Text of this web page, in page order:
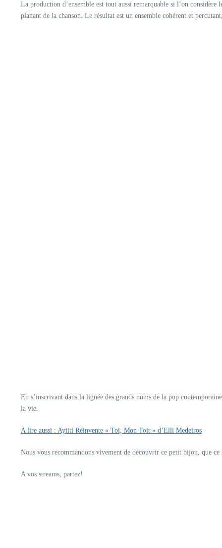
La production d’ensemble est tout aussi remarquable si l’on
planant de la chanson. Le résultat est un ensemble cohérent et
En s’inscrivant dans la lignée des grands noms de la pop contemporaine,
la vie.
A lire aussi : Ayiiti Réinvente « Toi, Mon Toit » d’Elli Medeiros
Nous vous recommandons vivement de découvrir ce petit bijou, que
A vos streams, partez!